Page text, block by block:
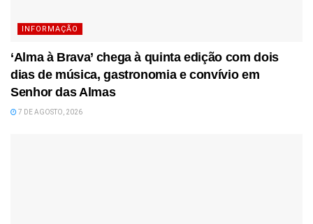
INFORMAÇÃO
‘Alma à Brava’ chega à quinta edição com dois
dias de música, gastronomia e convívio em
Senhor das Almas
7 DE AGOSTO, 2026